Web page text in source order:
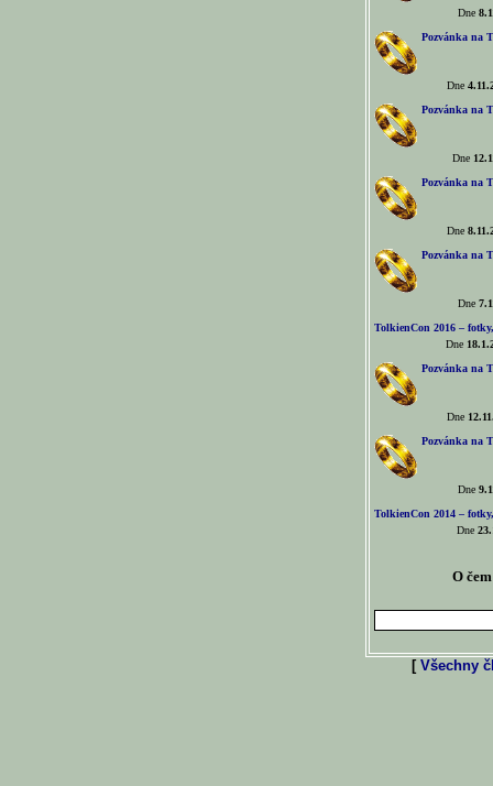
Dne
Pozvánka na
Dne
Pozvánka na
Dne
Pozvánka na
Dne
Pozvánka na
Dne
TolkienCon 2016 –
Dne
Pozvánka na
Dne
Pozvánka na
Dne
TolkienCon 2014 –
Dne
O
[ Všechny